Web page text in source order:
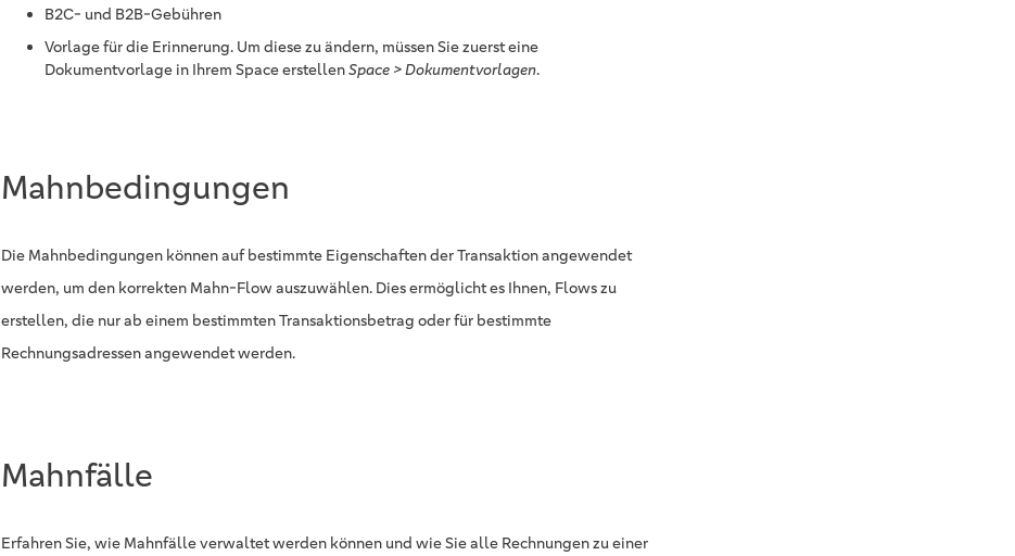
B2C- und B2B-Gebühren
Vorlage für die Erinnerung. Um diese zu ändern, müssen Sie zuerst eine
Dokumentvorlage in Ihrem Space erstellenSpace > Dokumentvorlagen.
Mahnbedingungen
Die Mahnbedingungen können auf bestimmte Eigenschaften der Transaktion angewendet
werden, um den korrekten Mahn-Flow auszuwählen. Dies ermöglicht es Ihnen, Flows zu
erstellen, die nur ab einem bestimmten Transaktionsbetrag oder für bestimmte
Rechnungsadressen angewendet werden.
Mahnfälle
Erfahren Sie, wie Mahnfälle verwaltet werden können und wie Sie alle Rechnungen zu einer